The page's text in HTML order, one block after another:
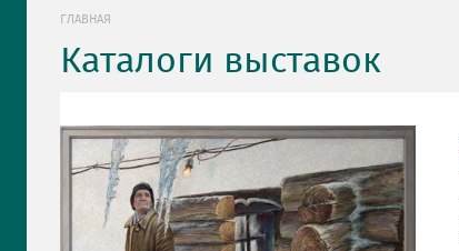
ГЛАВНАЯ
Каталоги выставок